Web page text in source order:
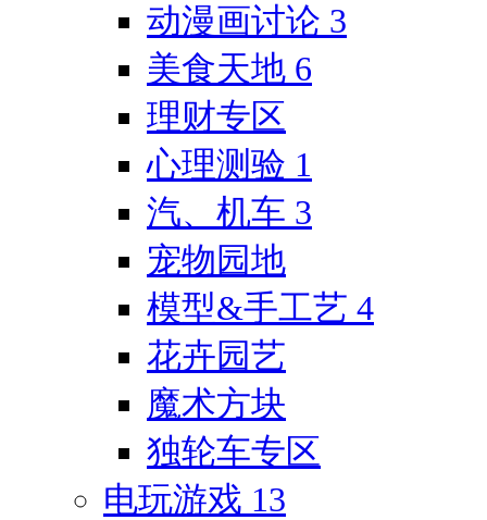
动漫画讨论 3
美食天地 6
理财专区
心理测验 1
汽、机车 3
宠物园地
模型&手工艺 4
花卉园艺
魔术方块
独轮车专区
电玩游戏 13